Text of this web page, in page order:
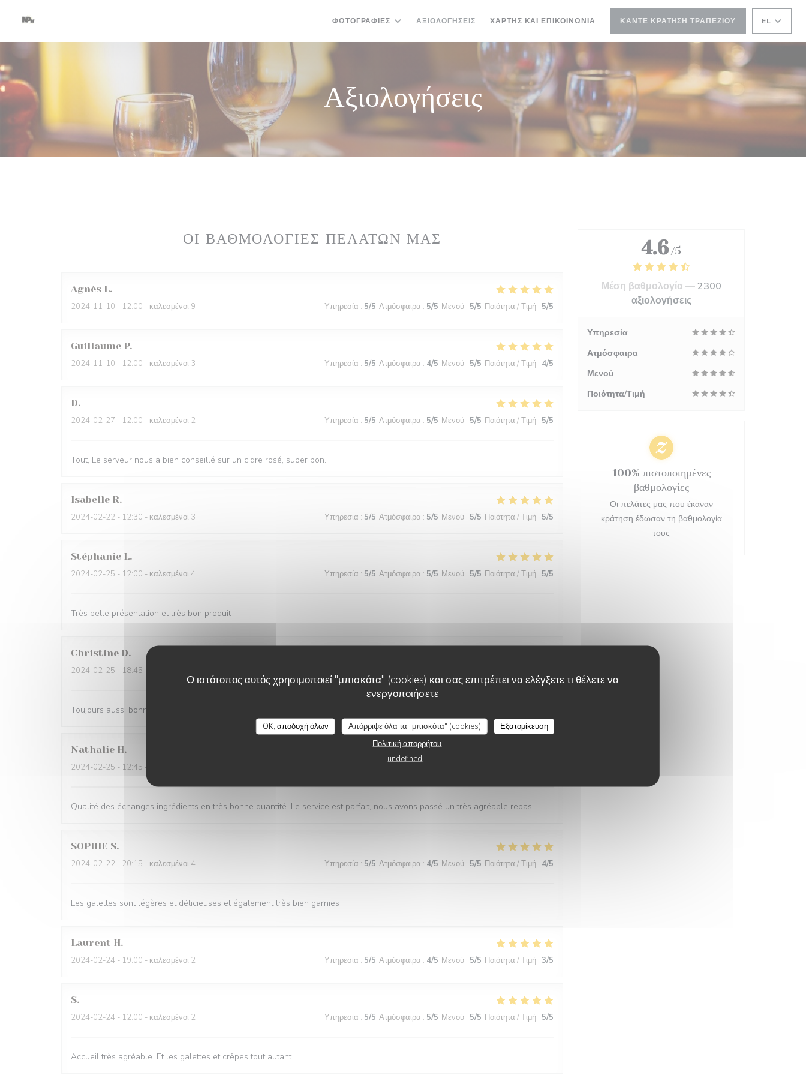
Ο ιστότοπος αυτός χρησιμοποιεί "μπισκότα" (cookies) και σας επιτρέπει να ελέγξετε τι θέλετε να
ενεργοποιήσετε
OK, αποδοχή όλων Απόρριψε όλα τα "μπισκότα" (cookies)
Εξατομίκευση
Πολιτική απορρήτου
undefined
ΦΩΤΟΓΡΑΦΊΕΣ ΑΞΙΟΛΟΓΉΣΕΙΣ ΧΆΡΤΗΣ ΚΑΙ ΕΠΙΚΟΙΝΩΝΊΑ ΚΆΝΤΕ ΚΡΆΤΗΣΗ ΤΡΑΠΕΖΙΟΎ EL
Αξιολογήσεις
ΟΙ ΒΑΘΜΟΛΟΓΊΕΣ ΠΕΛΑΤΏΝ ΜΑΣ
Agnès L
2024-11-10 - 12:00 - καλεσμένοι 9 Υπηρεσία : 5/5 Ατμόσφαιρα : 5/5 Μενού : 5/5 Ποιότητα / Τιμή : 5/5
Guillaume P
2024-11-10 - 12:00 - καλεσμένοι 3 Υπηρεσία : 5/5 Ατμόσφαιρα : 4/5 Μενού : 5/5 Ποιότητα / Τιμή : 4/5
D
2024-02-27 - 12:00 - καλεσμένοι 2 Υπηρεσία : 5/5 Ατμόσφαιρα : 5/5 Μενού : 5/5 Ποιότητα / Τιμή : 5/5
Tout, Le serveur nous a bien conseillé sur un cidre rosé, super bon.
Isabelle R
2024-02-22 - 12:30 - καλεσμένοι 3 Υπηρεσία : 5/5 Ατμόσφαιρα : 5/5 Μενού : 5/5 Ποιότητα / Τιμή : 5/5
Stéphanie L
2024-02-25 - 12:00 - καλεσμένοι 4 Υπηρεσία : 5/5 Ατμόσφαιρα : 5/5 Μενού : 5/5 Ποιότητα / Τιμή : 5/5
Très belle présentation et très bon produit
Christine D
2024-02-25 - 18:45 - καλεσμένοι 3
Toujours aussi bonnes galettes et accueil au top!
Nathalie H
2024-02-25 - 12:45 - καλεσμένοι 6
Qualité des échanges ingrédients en très bonne quantité. Le service est parfait, nous avons passé un très agréable repas.
SOPHIE S
2024-02-22 - 20:15 - καλεσμένοι 4 Υπηρεσία : 5/5 Ατμόσφαιρα : 4/5 Μενού : 5/5 Ποιότητα / Τιμή : 4/5
Les galettes sont légères et délicieuses et également très bien garnies
Laurent H
2024-02-24 - 19:00 - καλεσμένοι 2 Υπηρεσία : 5/5 Ατμόσφαιρα : 4/5 Μενού : 5/5 Ποιότητα / Τιμή : 3/5
S
2024-02-24 - 12:00 - καλεσμένοι 2 Υπηρεσία : 5/5 Ατμόσφαιρα : 5/5 Μενού : 5/5 Ποιότητα / Τιμή : 5/5
Accueil très agréable. Et les galettes et crêpes tout autant.
4.6 /5
Μέση βαθμολογία —2300
αξιολογήσεις
Υπηρεσία
Ατμόσφαιρα
Μενού
Ποιότητα/Τιμή
100% πιστοποιημένες
βαθμολογίες
Οι πελάτες μας που έκαναν
κράτηση έδωσαν τη βαθμολογία
τους